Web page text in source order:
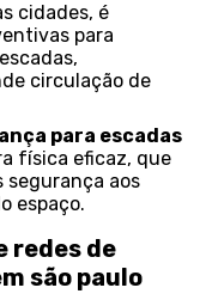
cidades, é
para
circulação de
para escadas
física eficaz, que
segurança aos
espaço.
redes de
são paulo